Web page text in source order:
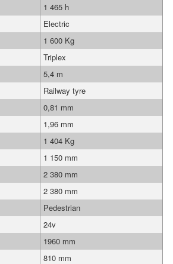
1 465 h
Electric
1 600 Kg
Triplex
5,4 m
Railway tyre
0,81 mm
1,96 mm
1 404 Kg
1 150 mm
2 380 mm
2 380 mm
Pedestrian
24v
1960 mm
810 mm